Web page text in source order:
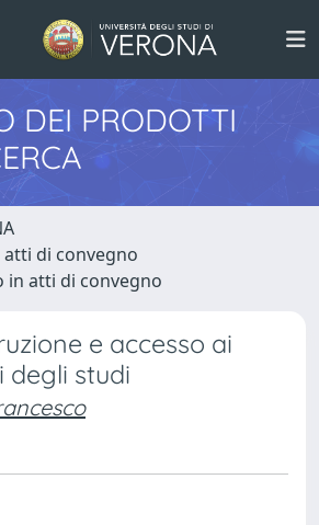
DEI PRODOTTI
di convegno
in atti di convegno
e accesso ai
degli studi